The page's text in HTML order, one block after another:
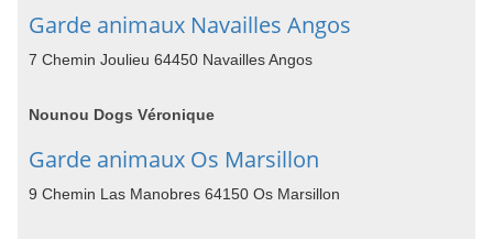
Garde animaux Navailles Angos
7 Chemin Joulieu 64450 Navailles Angos
Nounou Dogs Véronique
Garde animaux Os Marsillon
9 Chemin Las Manobres 64150 Os Marsillon